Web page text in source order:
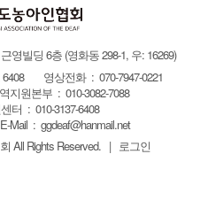
영빌딩 6층 (영화동 298-1, 우: 16269)
영상전화 : 070-7947-0221
지원본부 : 010-3082-7088
터 : 010-3137-6408
E-Mail :ggdeaf@hanmail.net
All Rights Reserved. | 로그인